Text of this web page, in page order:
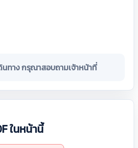
นทาง กรุณาสอบถามเจ้าหน้าที่
ในหน้านี้